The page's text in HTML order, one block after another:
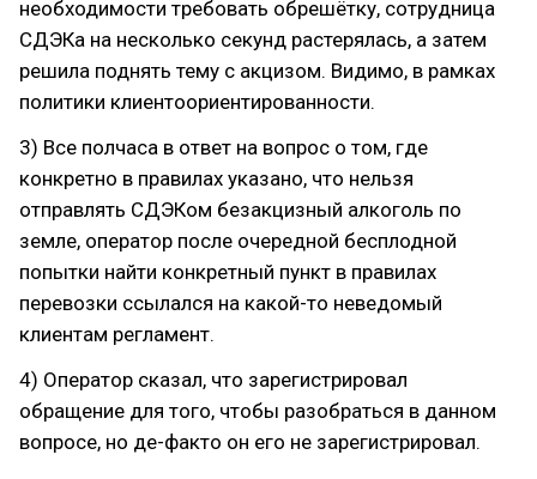
необходимости требовать обрешётку, сотрудница
СДЭКа на несколько секунд растерялась, а затем
решила поднять тему с акцизом. Видимо, в рамках
политики клиентоориентированности.
3) Все полчаса в ответ на вопрос о том, где
конкретно в правилах указано, что нельзя
отправлять СДЭКом безакцизный алкоголь по
земле, оператор после очередной бесплодной
попытки найти конкретный пункт в правилах
перевозки ссылался на какой-то неведомый
клиентам регламент.
4) Оператор сказал, что зарегистрировал
обращение для того, чтобы разобраться в данном
вопросе, но де-факто он его не зарегистрировал.